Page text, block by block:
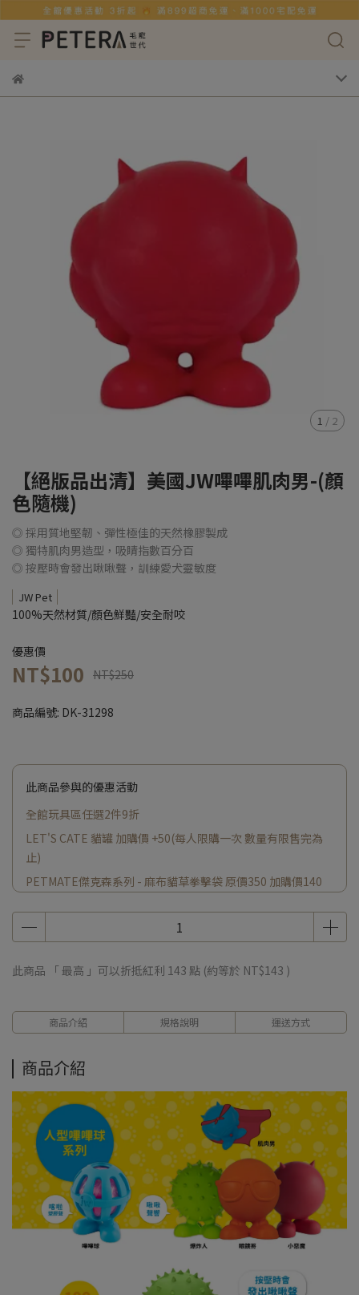
1 / 2
【絕版品出清】美國JW嗶嗶肌肉男-(顏
色隨機)
◎ 採用質地堅韌、彈性極佳的天然橡膠製成
◎ 獨特肌肉男造型，吸睛指數百分百
◎ 按壓時會發出啾啾聲，訓練愛犬靈敏度
JW Pet
100%天然材質/顏色鮮豔/安全耐咬
優惠價
NT$100 NT$250
商品編號: DK-31298
此商品參與的優惠活動
全館玩具區任選2件9折
LET'S CATE 貓罐 加購價 +50(每人限購一次 數量有限售完為
止)
PETMATE傑克森系列 - 麻布貓草拳擊袋 原價350 加購價140
此商品 「 最高 」可以折抵紅利 143 點 (約等於 NT$143 )
商品介紹 規格說明 運送方式
商品介紹